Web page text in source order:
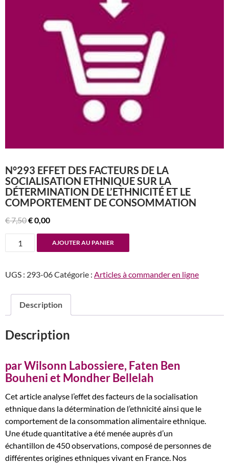
N°293 EFFET DES FACTEURS DE LA
SOCIALISATION ETHNIQUE SUR LA
DÉTERMINATION DE L’ETHNICITÉ ET LE
COMPORTEMENT DE CONSOMMATION
€7,50Le
prix
€0,00Le
prix
actuel
quantité
de
Effet
facteurs
de
socialisation
sur
la
de
l’ethnicité
et
le
comportement
de
AJOUTER AU PANIER
UGS : 293-06Catégorie : Articles à commander en ligne
Description
Description
par Wilsonn Labossiere, Faten Ben
Bouheni et Mondher Bellelah
Cet article analyse l’effet des facteurs de la socialisation
ethnique dans la détermination de l’ethnicité ainsi que le
comportement de la consommation alimentaire ethnique.
Une étude quantitative a été menée auprès d’un
échantillon de 450 observations, composé de personnes de
différentes origines ethniques vivant en France. Nos